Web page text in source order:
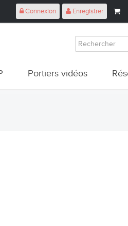
Connexion Enregistrer
Portiers vidéos